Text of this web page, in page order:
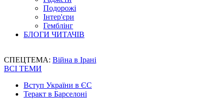
Подорожі
Інтер'єри
Гемблінг
БЛОГИ ЧИТАЧІВ
СПЕЦТЕМА: Війна в Ірані
ВСІ ТЕМИ
Вступ України в ЄС
Теракт в Барселоні